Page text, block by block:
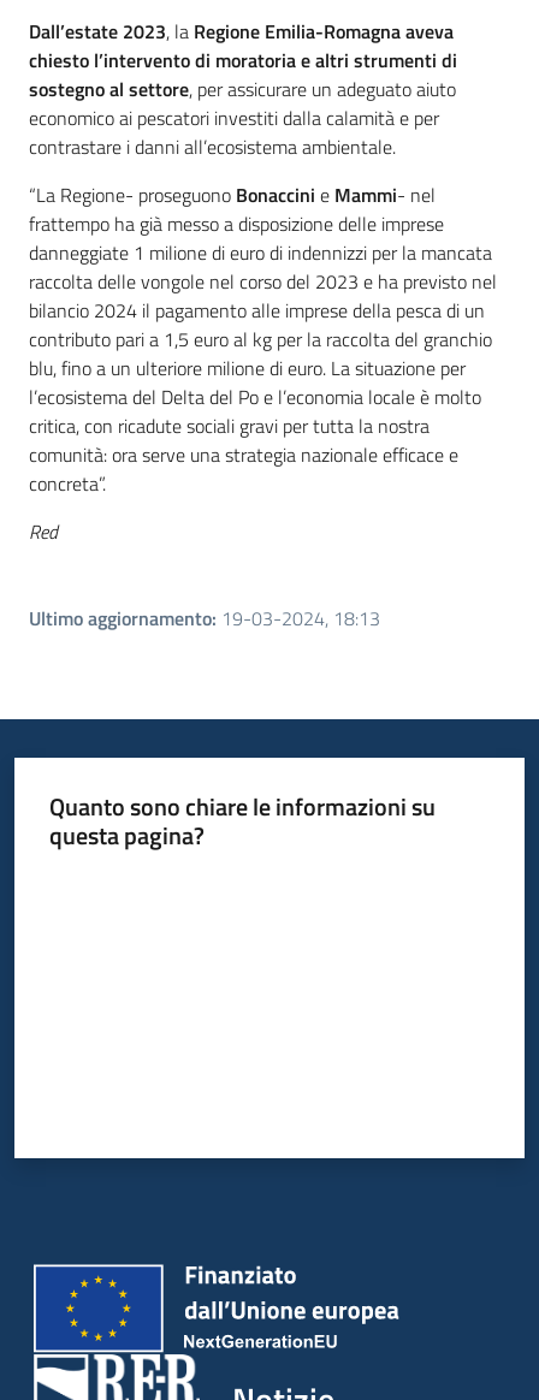
Dall’estate 2023, la Regione Emilia-Romagna aveva
chiesto l’intervento di moratoria e altri strumenti di
sostegno al settore, per assicurare un adeguato aiuto
economico ai pescatori investiti dalla calamità e per
contrastare i danni all’ecosistema ambientale.
“La Regione- proseguono Bonaccini e Mammi- nel
frattempo ha già messo a disposizione delle imprese
danneggiate 1 milione di euro di indennizzi per la mancata
raccolta delle vongole nel corso del 2023 e ha previsto nel
bilancio 2024 il pagamento alle imprese della pesca di un
contributo pari a 1,5 euro al kg per la raccolta del granchio
blu, fino a un ulteriore milione di euro. La situazione per
l’ecosistema del Delta del Po e l’economia locale è molto
critica, con ricadute sociali gravi per tutta la nostra
comunità: ora serve una strategia nazionale efficace e
concreta”.
Red
Ultimo aggiornamento: 19-03-2024, 18:13
Quanto sono chiare le informazioni su
questa pagina?